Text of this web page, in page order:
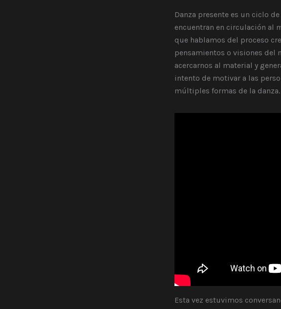
Danza presente es un ciclo
encuentran en circulación al
que hablamos del proceso
pensamientos o visiones del
acercarnos al material y
intento de motivar a las
múltiples formas de la danza.
Esta vez estuvimos